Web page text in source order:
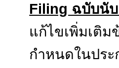
Filing ฉบับนั
แก้ไขเพิ่มเติ
กำหนดในประ